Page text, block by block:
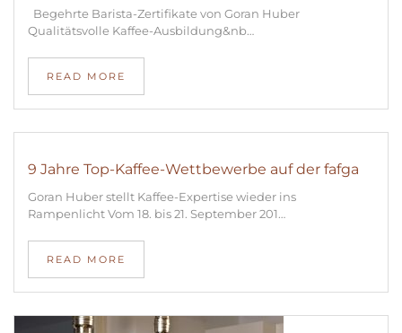
Begehrte Barista-Zertifikate von Goran Huber
Qualitätsvolle Kaffee-Ausbildung&nb…
READ MORE
9 Jahre Top-Kaffee-Wettbewerbe auf der fafga
Goran Huber stellt Kaffee-Expertise wieder ins
Rampenlicht Vom 18. bis 21. September 201…
READ MORE